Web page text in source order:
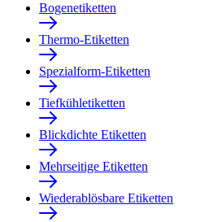
Bogenetiketten
Thermo-Etiketten
Spezialform-Etiketten
Tiefkühletiketten
Blickdichte Etiketten
Mehrseitige Etiketten
Wiederablösbare Etiketten